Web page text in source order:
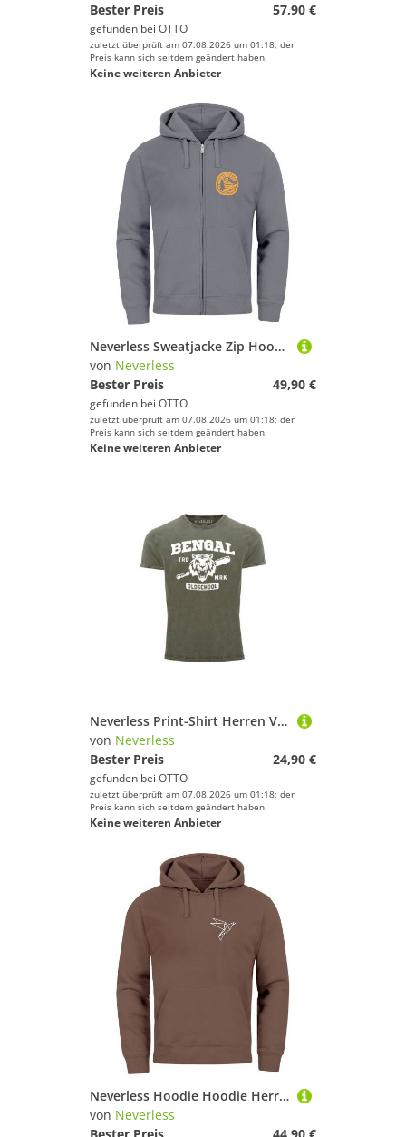
Bester Preis
57,90 €
gefunden bei OTTO
zuletzt überprüft am 07.08.2026 um 01:18; der
Preis kann sich seitdem geändert haben.
Keine weiteren Anbieter
Neverless Sweatjacke Zip Hoodie Herren Print Outdoor Logo Bäume Wald Sweatjacke mit Kapuze
von Neverless
Bester Preis
49,90 €
gefunden bei OTTO
zuletzt überprüft am 07.08.2026 um 01:18; der
Preis kann sich seitdem geändert haben.
Keine weiteren Anbieter
Neverless Print-Shirt Herren Vintage Shirt Bengal Tiger Baseball Sport USA Printshirt mit Print
von Neverless
Bester Preis
24,90 €
gefunden bei OTTO
zuletzt überprüft am 07.08.2026 um 01:18; der
Preis kann sich seitdem geändert haben.
Keine weiteren Anbieter
Neverless Hoodie Hoodie Herren Print Aufdruck Vogel Origami Polygon Brustprint Logo
von Neverless